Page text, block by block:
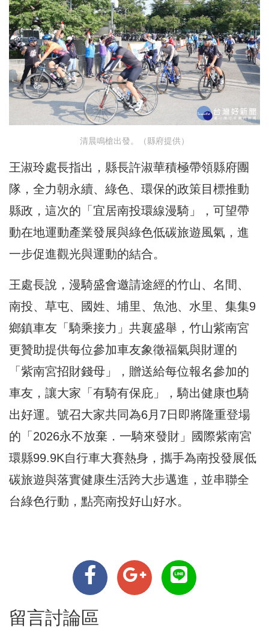
清晨鳴槍出發。（縣府提供）
王淑玲處長指出，縣長許淑華積極帶領縣府團
隊，全力朝永續、綠色、環保的政策目標推動
縣政，這次的「宜居南投環線漫騎」，可望帶
動在地運動產業發展與綠色低碳旅遊風氣，進
一步促進觀光與運動的結合。
王處長說，漫騎盛會邀請途經的竹山、名間、
南投、草屯、國姓、埔里、魚池、水里、集集9
鄉鎮車友「騎乘接力」共襄盛舉，竹山紫南宮
更贊助提供每位參加車友象徵福氣與財運的
「紫南宮招財錢母」，贈送給每位報名參加的
車友，讓大家「有騎有保庇」，騎出健康也騎
出好運。號召大家共同為6月7日即將隆重登場
的「2026永不放棄．一騎來發財」國際紫南宮
環縣99.9K自行車大賽熱身，攜手為南投發展低
碳旅遊與落實健康生活跨大步邁進，並串聯全
台綠色行動，點亮南投好山好水。
留言討論區